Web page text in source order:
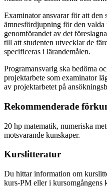
Examinator ansvarar för att den
ämnesfördjupning för den
genomförandet av det
till att studenten utvecklar de
specificeras i lärandemålen.
Programansvarig ska bedöma
projektarbete som examinator
av projektarbetet på
Rekommenderade
20 hp matematik, numeriska
motsvarande kunskaper.
Kurslitteratur
Du hittar information om
kurs-PM eller i kursomgångens